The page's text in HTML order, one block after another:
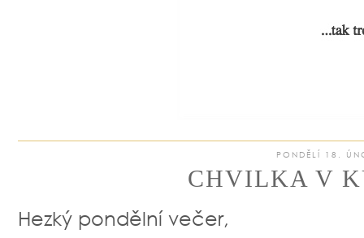
PONDĚLÍ 18.
CHVILKA V
Hezký pondělní večer,